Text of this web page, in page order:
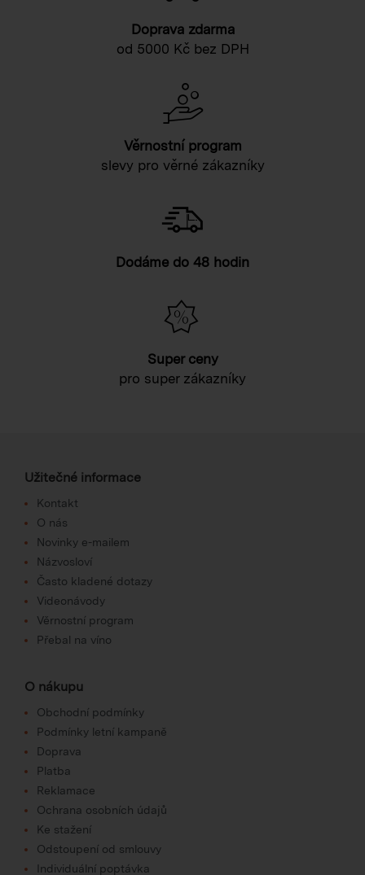
Doprava zdarma
od 5000 Kč bez DPH
Věrnostní program
slevy pro věrné zákazníky
Dodáme do 48 hodin
Super ceny
pro super zákazníky
Užitečné informace
Kontakt
O nás
Novinky e-mailem
Názvosloví
Často kladené dotazy
Videonávody
Věrnostní program
Přebal na víno
O nákupu
Obchodní podmínky
Podmínky letní kampaně
Doprava
Platba
Reklamace
Ochrana osobních údajů
Ke stažení
Odstoupení od smlouvy
Individuální poptávka